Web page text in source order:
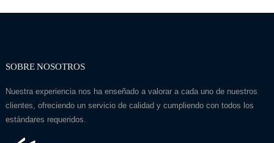
SOBRE NOSOTROS
Nuestra experiencia nos ha enseñado a valorar a cada uno de nuestros
clientes, ofreciendo un servicio de calidad y cumpliendo con todos los
estándares requeridos.